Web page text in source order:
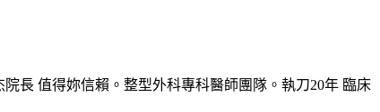
長 值得妳信賴。整型外科專科醫師團隊。執刀20年 臨床